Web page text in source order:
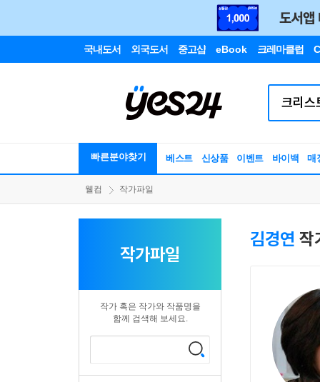
국내도서 외국도서 중고샵 eBook 크레마클럽
빠른분야찾기 베스트 신상품 이벤트 바이백 매
웰컴 작가파일
작가파일
작가 혹은 작가와 작품명을
함께 검색해 보세요.
김경연 작